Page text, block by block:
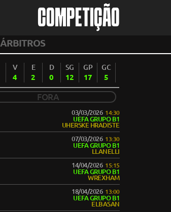
COMPETIÇÃO
ÁRBITROS
V
4
E
2
D
0
SG
12
GP
17
GC
5
FORA
03/03/2026 14:30
UEFA GRUPO B1
UHERSKE HRADISTE
07/03/2026 13:30
UEFA GRUPO B1
LLANELLI
14/04/2026 15:15
UEFA GRUPO B1
WREXHAM
18/04/2026 13:00
UEFA GRUPO B1
ELBASAN